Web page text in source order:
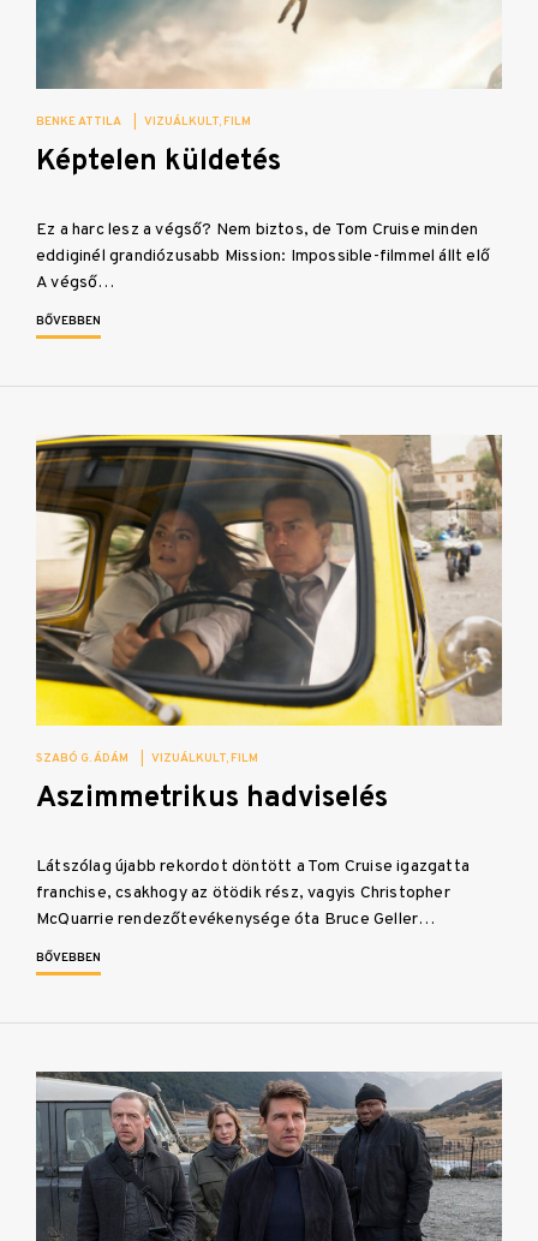
BENKE ATTILA VIZUÁLKULT FILM
Képtelen küldetés
Ez a harc lesz a végső? Nem biztos, de Tom Cruise minden
eddiginél grandiózusabb Mission: Impossible-filmmel állt elő
A végső…
BŐVEBBEN
SZABÓ G. ÁDÁM VIZUÁLKULT FILM
Aszimmetrikus hadviselés
Látszólag újabb rekordot döntött a Tom Cruise igazgatta
franchise, csakhogy az ötödik rész, vagyis Christopher
McQuarrie rendezőtevékenysége óta Bruce Geller…
BŐVEBBEN